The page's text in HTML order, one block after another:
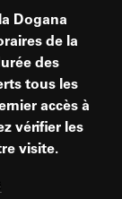
Dogana
de la
des
tous les
accès à
vérifier les
visite.